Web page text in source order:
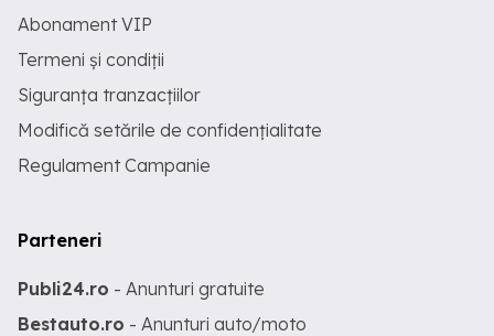
Abonament VIP
Termeni și condiții
Siguranța tranzacțiilor
Modifică setările de confidențialitate
Regulament Campanie
Parteneri
Publi24.ro - Anunturi gratuite
Bestauto.ro - Anunturi auto/moto